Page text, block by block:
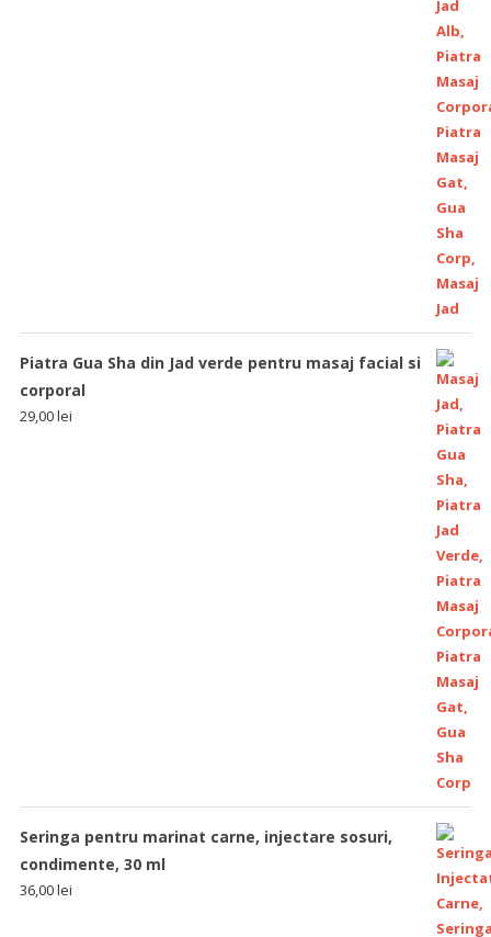
Piatra Gua Sha din Jad verde pentru masaj facial si
corporal
29,00lei
Seringa pentru marinat carne, injectare sosuri,
condimente, 30 ml
36,00lei